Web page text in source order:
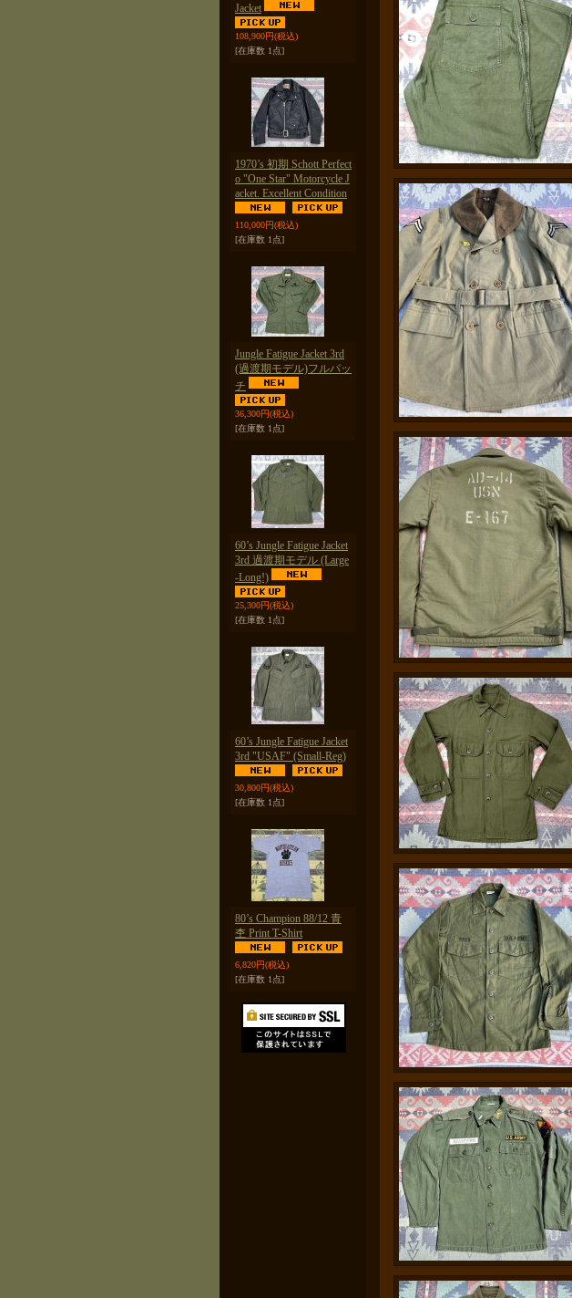
Jacket
108,900円(税込)
[在庫数 1点]
1970’s 初期 Schott Perfect
o "One Star" Motorcycle J
acket. Excellent Condition
110,000円(税込)
[在庫数 1点]
Jungle Fatigue Jacket 3rd
(過渡期モデル)フルパッ
チ
36,300円(税込)
[在庫数 1点]
60’s Jungle Fatigue Jacket
3rd 過渡期モデル (Large
-Long!)
25,300円(税込)
[在庫数 1点]
60’s Jungle Fatigue Jacket
3rd "USAF" (Small-Reg)
30,800円(税込)
[在庫数 1点]
80’s Champion 88/12 青
杢 Print T-Shirt
6,820円(税込)
[在庫数 1点]